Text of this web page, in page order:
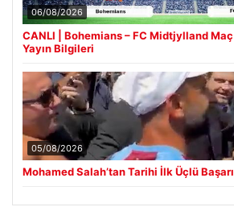
06/08/2026
CANLI | Bohemians – FC Midtjylland Maç
Yayın Bilgileri
05/08/2026
Mohamed Salah’tan Tarihi İlk Üçlü Başarı